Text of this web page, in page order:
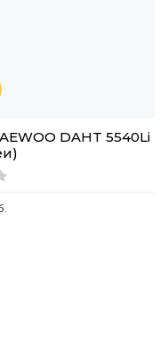
DAHT 5540Li